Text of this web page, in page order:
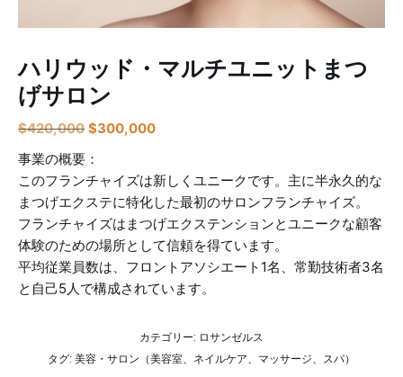
ハリウッド・マルチユニットまつ
げサロン
$420,000 $300,000
事業の概要：
このフランチャイズは新しくユニークです。主に半永久的な
まつげエクステに特化した最初のサロンフランチャイズ。
フランチャイズはまつげエクステンションとユニークな顧客
体験のための場所として信頼を得ています。
平均従業員数は、フロントアソシエート1名、常勤技術者3名
と自己5人で構成されています。
カテゴリー: ロサンゼルス
タグ: 美容・サロン（美容室、ネイルケア、マッサージ、スパ）